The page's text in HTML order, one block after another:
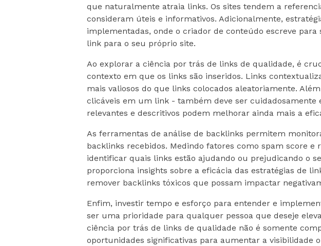
que naturalmente atraia links. Os sites tendem a
consideram úteis e informativos. Adicionalmente,
implementadas, onde o criador de conteúdo escreve
link para o seu próprio site.
Ao explorar a ciência por trás de links de qualidade, é
contexto em que os links são inseridos. Links
mais valiosos do que links colocados aleatoriamente.
clicáveis em um link - também deve ser cuidadosamente
relevantes e descritivos podem melhorar ainda mais a
As ferramentas de análise de backlinks permitem
backlinks recebidos. Medindo fatores como spam score e
identificar quais links estão ajudando ou prejudicando o
proporciona insights sobre a eficácia das estratégias de
remover backlinks tóxicos que possam impactar
Enfim, investir tempo e esforço para entender e
ser uma prioridade para qualquer pessoa que deseje
ciência por trás de links de qualidade não é somente
oportunidades significativas para aumentar a visibilidade